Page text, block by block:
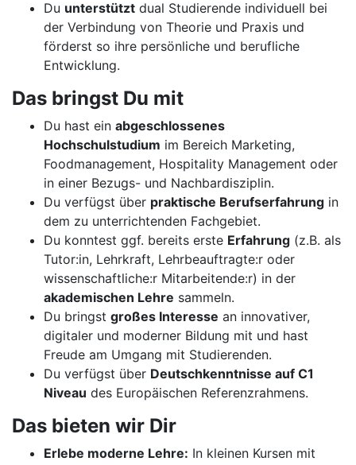
Du unterstützt dual Studierende individuell bei
der Verbindung von Theorie und Praxis und
förderst so ihre persönliche und berufliche
Entwicklung.
Das bringst Du mit
Du hast ein abgeschlossenes
Hochschulstudium im Bereich Marketing,
Foodmanagement, Hospitality Management oder
in einer Bezugs- und Nachbardisziplin.
Du verfügst über praktische Berufserfahrung in
dem zu unterrichtenden Fachgebiet.
Du konntest ggf. bereits erste Erfahrung (z.B. als
Tutor:in, Lehrkraft, Lehrbeauftragte:r oder
wissenschaftliche:r Mitarbeitende:r) in der
akademischen Lehre sammeln.
Du bringst großes Interesse an innovativer,
digitaler und moderner Bildung mit und hast
Freude am Umgang mit Studierenden.
Du verfügst über Deutschkenntnisse auf C1
Niveau des Europäischen Referenzrahmens.
Das bieten wir Dir
Erlebe moderne Lehre: In kleinen Kursen mit